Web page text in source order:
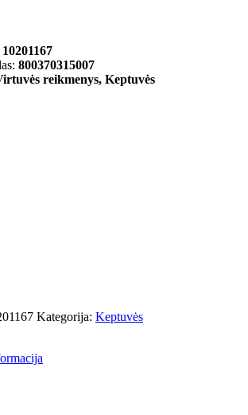
10201167
800370315007
reikmenys, Keptuvės
Kategorija: Keptuvės